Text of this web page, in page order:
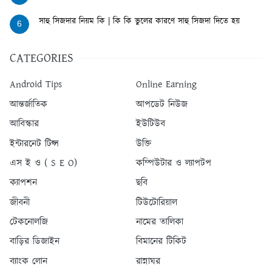
6 সাহু সিজদার নিয়ম কি | কি কি ভুলের কারণে সাহু সিজদা দিতে হয়
CATEGORIES
Android Tips
Online Earning
আন্তর্জাতিক
আপডেট নিউজ
আবিস্কার
ইউটিউব
ইন্টারনেট টিপ্স
উক্তি
এস ই ও ( S E O)
কম্পিউটার ও ল্যাপটপ
ক্যাপশন
ছবি
জীবনী
টিউটোরিয়াল
টেকনোলজি
নামের তালিকা
বাড়ির ডিজাইন
বিমানের টিকিট
ব্যাংক লোন
রান্নাঘর